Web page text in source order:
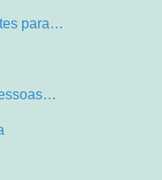
para…